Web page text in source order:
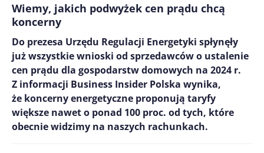
Wiemy, jakich podwyżek cen prądu chcą
koncerny
Do prezesa Urzędu Regulacji Energetyki spłynęły
już wszystkie wnioski od sprzedawców o ustalenie
cen prądu dla gospodarstw domowych na 2024 r.
Z informacji Business Insider Polska wynika,
że koncerny energetyczne proponują taryfy
większe nawet o ponad 100 proc. od tych, które
obecnie widzimy na naszych rachunkach.